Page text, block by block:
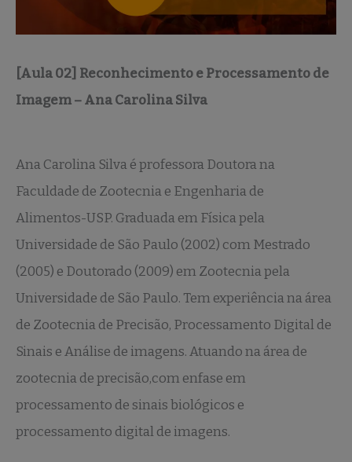
[Aula 02] Reconhecimento e Processamento de
Imagem – Ana Carolina Silva
Ana Carolina Silva é professora Doutora na
Faculdade de Zootecnia e Engenharia de
Alimentos-USP. Graduada em Física pela
Universidade de São Paulo (2002) com Mestrado
(2005) e Doutorado (2009) em Zootecnia pela
Universidade de São Paulo. Tem experiência na área
de Zootecnia de Precisão, Processamento Digital de
Sinais e Análise de imagens. Atuando na área de
zootecnia de precisão,com enfase em
processamento de sinais biológicos e
processamento digital de imagens.